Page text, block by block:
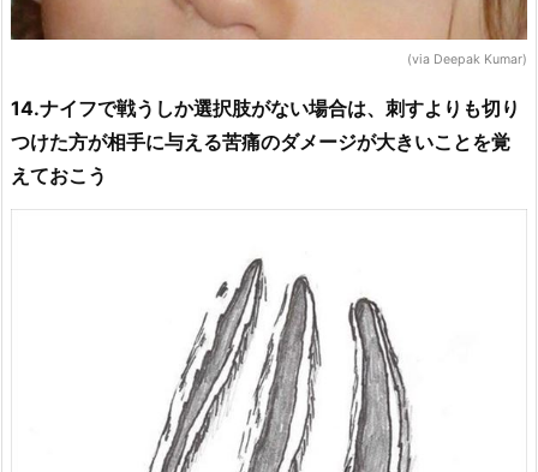
(via Deepak Kumar)
14.ナイフで戦うしか選択肢がない場合は、刺すよりも切り
つけた方が相手に与える苦痛のダメージが大きいことを覚
えておこう